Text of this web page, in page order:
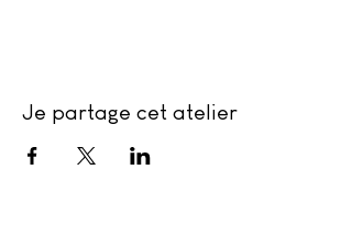
Je partage cet atelier